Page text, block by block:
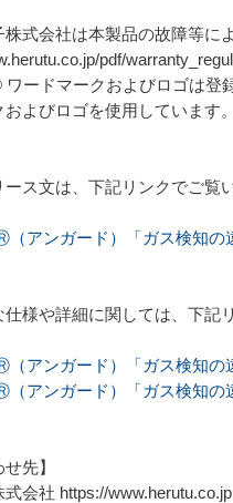
式会社は本製品の故障等に
pdf/
ードマークおよびロゴは登
およびロゴを使用しています
ス文は、下記リンクでご覧
（アンガード）「ガス検知
様や詳細に関しては、下記
（アンガード）「ガス検知
（アンガード）「ガス検知
先】
会社 https://www.herutu.co.jp